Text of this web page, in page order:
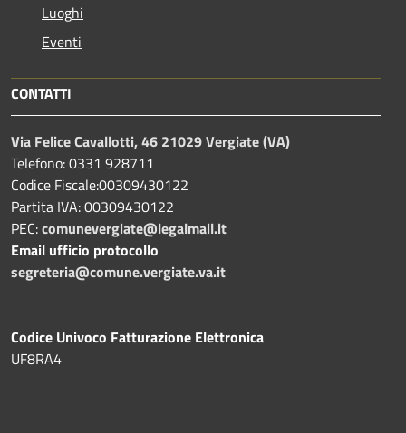
Luoghi
Eventi
CONTATTI
Via Felice Cavallotti, 46 21029 Vergiate (VA)
Telefono: 0331 928711
Codice Fiscale:00309430122
Partita IVA: 00309430122
PEC:comunevergiate@legalmail.it
Email ufficio protocollo
segreteria@comune.vergiate.va.it
Codice Univoco Fatturazione Elettronica
UF8RA4